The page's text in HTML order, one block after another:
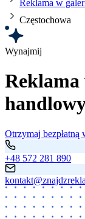
Reklama w
Częstochowa
Wynajmij
Reklama
Otrzymaj bezpłatną
+48 572 281 890